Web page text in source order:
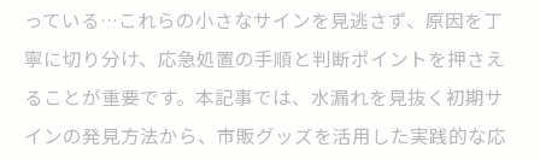
っている…これらの小さなサインを見逃さず、原因を丁
寧に切り分け、応急処置の手順と判断ポイントを押さえ
ることが重要です。本記事では、水漏れを見抜く初期サ
インの発見方法から、市販グッズを活用した実践的な応